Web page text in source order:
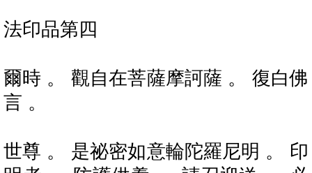
法印品第四
爾時 。 觀自在菩薩摩訶薩 。 復白佛
言 。
世尊 。 是祕密如意輪陀羅尼明 。 印